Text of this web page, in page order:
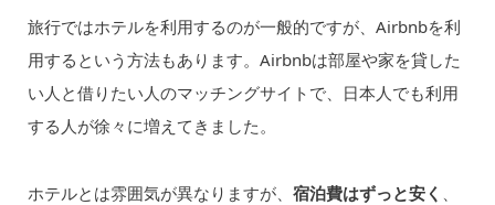
旅行ではホテルを利用するのが一般的ですが、Airbnbを利
用するという方法もあります。Airbnbは部屋や家を貸した
い人と借りたい人のマッチングサイトで、日本人でも利用
する人が徐々に増えてきました。
ホテルとは雰囲気が異なりますが、 宿泊費はずっと安く